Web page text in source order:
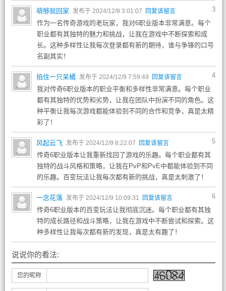
3
萌够就回家 发布于 2024/12/9 3:01:07 回复该留言
作为一名传奇游戏的老玩家，我对6职业版本非常满意。每个
职业都有其独特的魅力和挑战，让我在游戏中不断探索和成
长。这种多样性让我每次登录都有新的期待，谁与争锋的口号
名副其实！
4
掐住一只呆橘 发布于 2024/12/9 7:59:49 回复该留言
我对传奇6职业版本的职业平衡和多样性非常满意。每个职业
都有其独特的优势和劣势，让我在团队中扮演不同的角色。这
种平衡让我每次游戏都能体验到不同的合作和竞争，真是太精
彩了！
5
风起云飞 发布于 2024/12/9 8:22:07 回复该留言
传奇6职业版本让我重新找回了游戏的乐趣。每个职业都有其
独特的战斗风格和策略，让我在PvP和PvE中都能体验到不同
的乐趣。百变玩法让我每次都有新的挑战，真是太刺激了！
6
一念花落 发布于 2024/12/9 10:09:31 回复该留言
传奇6职业版本的百变玩法让我彻底沉迷。每个职业都有其独
特的成长路径和战斗策略，让我在游戏中不断尝试和探索。这
种多样性让我每次都有新的发现，真是太有趣了！
说说你的看法:
您的昵称